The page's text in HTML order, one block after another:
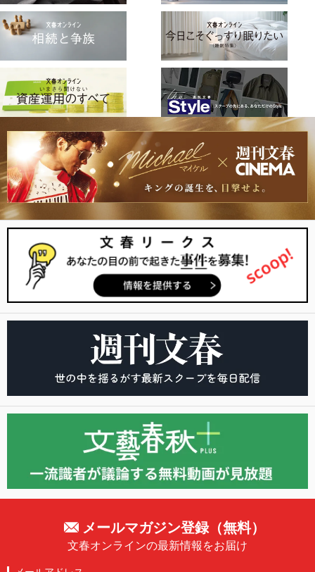
メールマガジン登録（無料）
文春オンラインの最新情報をお届け